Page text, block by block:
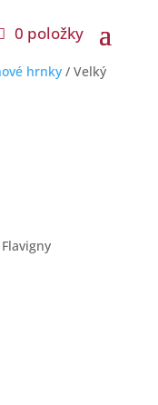
0 položky
hrnky / Velký